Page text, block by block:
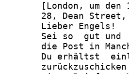
[London, um den
28, Dean Street,
       Lieber Engels!
Sei so  gut und
die Post in
Du erhältst